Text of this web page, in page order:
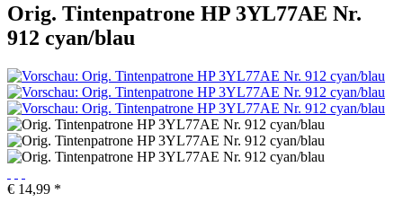
Orig. Tintenpatrone HP 3YL77AE Nr.
912 cyan/blau
€ 14,99 *